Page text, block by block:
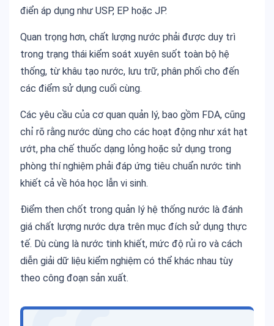
điển áp dụng như USP, EP hoặc JP.
Quan trọng hơn, chất lượng nước phải được duy trì
trong trạng thái kiểm soát xuyên suốt toàn bộ hệ
thống, từ khâu tạo nước, lưu trữ, phân phối cho đến
các điểm sử dụng cuối cùng.
Các yêu cầu của cơ quan quản lý, bao gồm FDA, cũng
chỉ rõ rằng nước dùng cho các hoạt động như xát hạt
ướt, pha chế thuốc dạng lỏng hoặc sử dụng trong
phòng thí nghiệm phải đáp ứng tiêu chuẩn nước tinh
khiết cả về hóa học lẫn vi sinh.
Điểm then chốt trong quản lý hệ thống nước là đánh
giá chất lượng nước dựa trên mục đích sử dụng thực
tế. Dù cùng là nước tinh khiết, mức độ rủi ro và cách
diễn giải dữ liệu kiểm nghiệm có thể khác nhau tùy
theo công đoạn sản xuất.